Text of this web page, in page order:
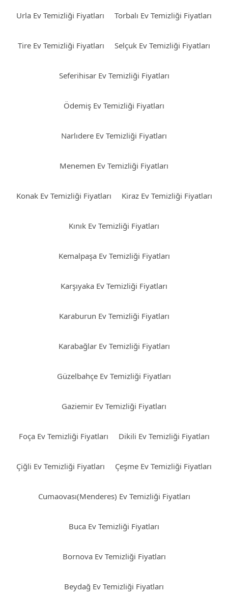
Urla Ev Temizliği Fiyatları Torbalı Ev Temizliği Fiyatları
Tire Ev Temizliği Fiyatları Selçuk Ev Temizliği Fiyatları
Seferihisar Ev Temizliği Fiyatları
Ödemiş Ev Temizliği Fiyatları
Narlıdere Ev Temizliği Fiyatları
Menemen Ev Temizliği Fiyatları
Konak Ev Temizliği Fiyatları Kiraz Ev Temizliği Fiyatları
Kınık Ev Temizliği Fiyatları
Kemalpaşa Ev Temizliği Fiyatları
Karşıyaka Ev Temizliği Fiyatları
Karaburun Ev Temizliği Fiyatları
Karabağlar Ev Temizliği Fiyatları
Güzelbahçe Ev Temizliği Fiyatları
Gaziemir Ev Temizliği Fiyatları
Foça Ev Temizliği Fiyatları Dikili Ev Temizliği Fiyatları
Çiğli Ev Temizliği Fiyatları Çeşme Ev Temizliği Fiyatları
Cumaovası(Menderes) Ev Temizliği Fiyatları
Buca Ev Temizliği Fiyatları
Bornova Ev Temizliği Fiyatları
Beydağ Ev Temizliği Fiyatları